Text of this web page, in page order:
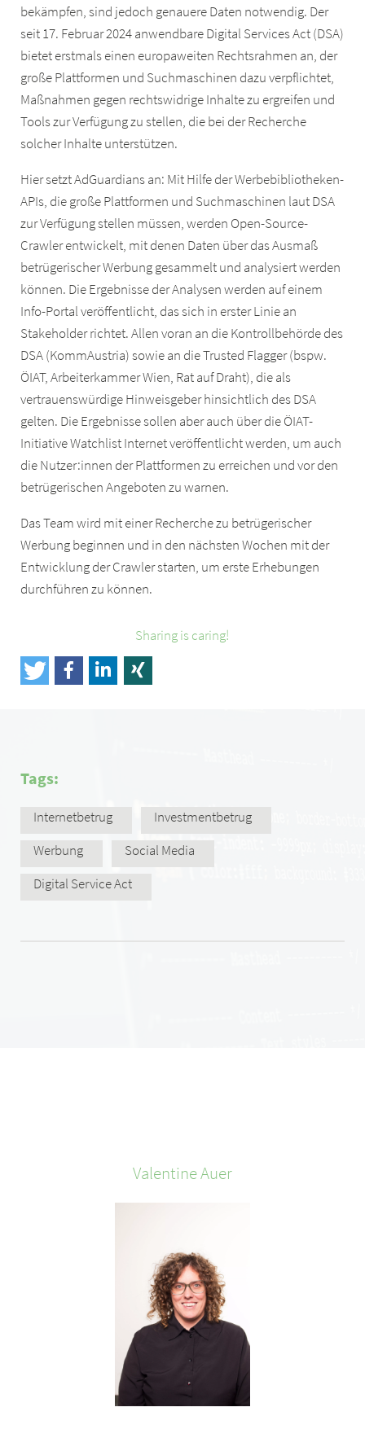
bekämpfen, sind jedoch genauere Daten notwendig. Der
seit 17. Februar 2024 anwendbare Digital Services Act (DSA)
bietet erstmals einen europaweiten Rechtsrahmen an, der
große Plattformen und Suchmaschinen dazu verpflichtet,
Maßnahmen gegen rechtswidrige Inhalte zu ergreifen und
Tools zur Verfügung zu stellen, die bei der Recherche
solcher Inhalte unterstützen.
Hier setzt AdGuardians an: Mit Hilfe der Werbebibliotheken-
APIs, die große Plattformen und Suchmaschinen laut DSA
zur Verfügung stellen müssen, werden Open-Source-
Crawler entwickelt, mit denen Daten über das Ausmaß
betrügerischer Werbung gesammelt und analysiert werden
können. Die Ergebnisse der Analysen werden auf einem
Info-Portal veröffentlicht, das sich in erster Linie an
Stakeholder richtet. Allen voran an die Kontrollbehörde des
DSA (KommAustria) sowie an die Trusted Flagger (bspw.
ÖIAT, Arbeiterkammer Wien, Rat auf Draht), die als
vertrauenswürdige Hinweisgeber hinsichtlich des DSA
gelten. Die Ergebnisse sollen aber auch über die ÖIAT-
Initiative Watchlist Internet veröffentlicht werden, um auch
die Nutzer:innen der Plattformen zu erreichen und vor den
betrügerischen Angeboten zu warnen.
Das Team wird mit einer Recherche zu betrügerischer
Werbung beginnen und in den nächsten Wochen mit der
Entwicklung der Crawler starten, um erste Erhebungen
durchführen zu können.
Sharing is caring!
Tags:
Internetbetrug
Investmentbetrug
Werbung
Social Media
Digital Service Act
ValentineAuer